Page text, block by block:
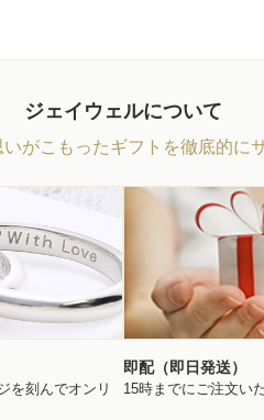
ジェイウェルについて
がこもったギフトを徹底的に
を刻んでオンリ
即配（即日発送）
15時までにご注文い